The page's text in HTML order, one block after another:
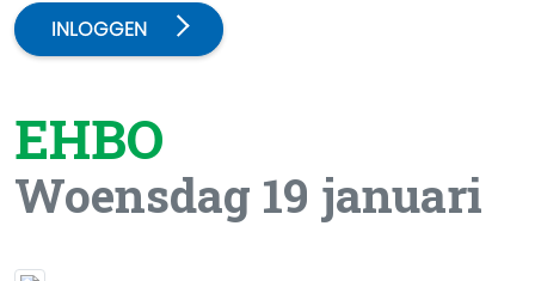
INLOGGEN
EHBO
Woensdag 19 januari